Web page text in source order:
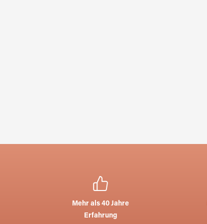
Mehr als 40 Jahre
Erfahrung